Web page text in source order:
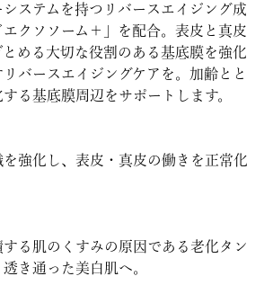
ステムを持つリバースエイジング成
クソソーム＋」を配合。表皮と真皮
める大切な役割のある基底膜を強化
バースエイジングケアを。加齢とと
る基底膜周辺をサポートします。
強化し、表皮・真皮の働きを正常化
る肌のくすみの原因である老化タン
き通った美白肌へ。